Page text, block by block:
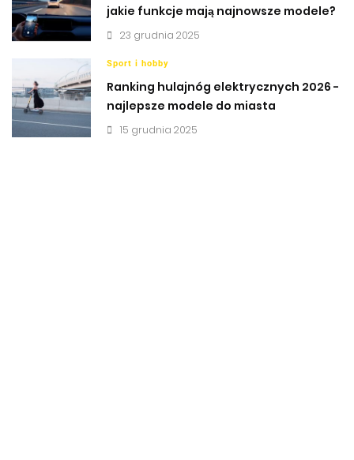
jakie funkcje mają najnowsze modele?
23 grudnia 2025
Sport i hobby
Ranking hulajnóg elektrycznych 2026 -
najlepsze modele do miasta
15 grudnia 2025